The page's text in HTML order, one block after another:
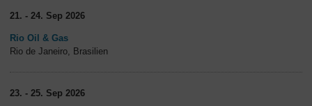
21. - 24. Sep 2026
Rio Oil & Gas
Rio de Janeiro, Brasilien
23. - 25. Sep 2026